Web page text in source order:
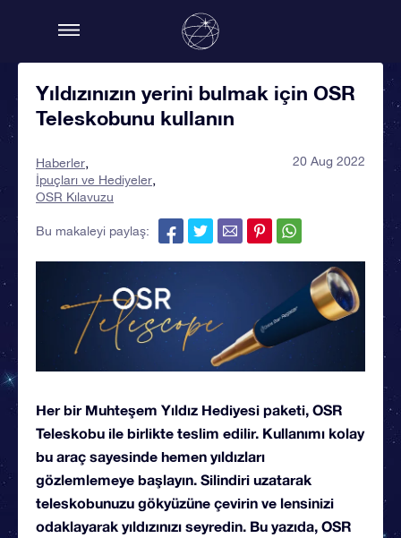
Yıldızınızın yerini bulmak için OSR
Teleskobunu kullanın
Haberler
İpuçları ve Hediyeler
OSR Kılavuzu
20 Aug 2022
Bu makaleyi paylaş:
Her bir Muhteşem Yıldız Hediyesi paketi, OSR
Teleskobu ile birlikte teslim edilir. Kullanımı kolay
bu araç sayesinde hemen yıldızları
gözlemlemeye başlayın. Silindiri uzatarak
teleskobunuzu gökyüzüne çevirin ve lensinizi
odaklayarak yıldızınızı seyredin. Bu yazıda, OSR